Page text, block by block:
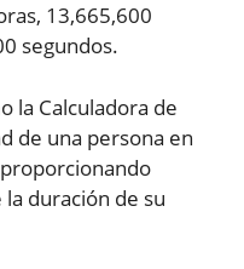
13,665,600
segundos.
la Calculadora de
de una persona en
duración de su